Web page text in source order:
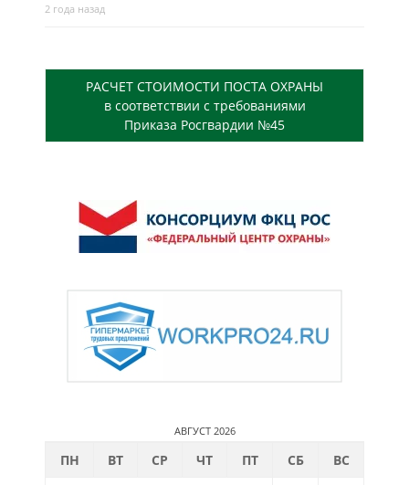
2 года назад
РАСЧЕТ СТОИМОСТИ ПОСТА ОХРАНЫ
в соответствии с требованиями
Приказа Росгвардии №45
АВГУСТ 2026
ПН ВТ СР ЧТ ПТ СБ
ВС